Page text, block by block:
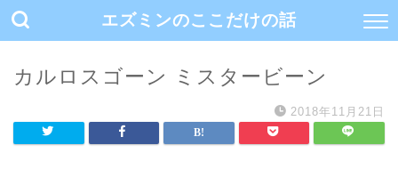
エズミンのここだけの話
カルロスゴーン ミスタービーン
2018年11月21日